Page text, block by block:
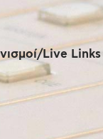
Live Links